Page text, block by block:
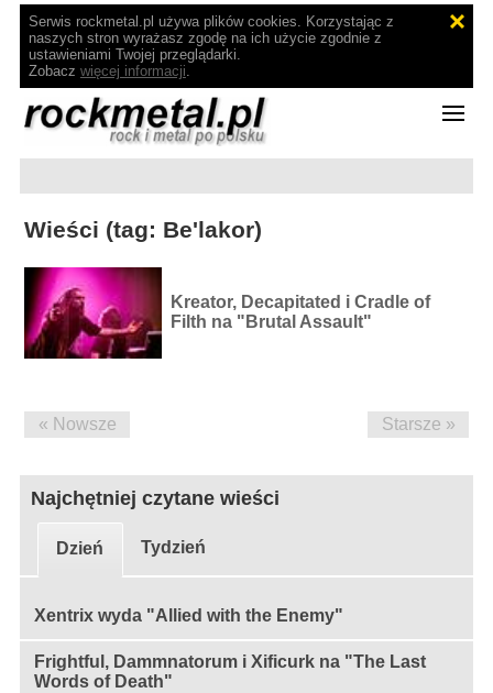
Serwis rockmetal.pl używa plików cookies. Korzystając z
naszych stron wyrażasz zgodę na ich użycie zgodnie z
ustawieniami Twojej przeglądarki.
Zobacz więcej informacji.
Wieści (tag: Be'lakor)
Kreator, Decapitated i Cradle of
Filth na "Brutal Assault"
« Nowsze Starsze »
Najchętniej czytane wieści
Dzień Tydzień
Xentrix wyda "Allied with the Enemy"
Frightful, Dammnatorum i Xificurk na "The Last
Words of Death"